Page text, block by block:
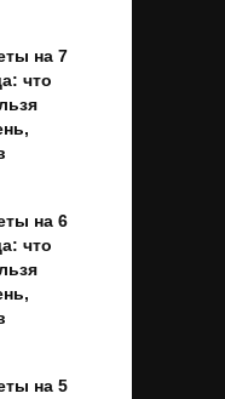
на 7
что
на 6
что
на 5